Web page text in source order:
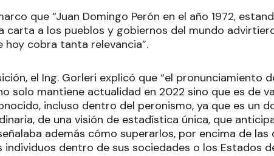
que “Juan Domingo Perón en el año 1972,
carta a los pueblos y gobiernos del mundo
cobra tanta relevancia”.
el Ing. Gorleri explicó que “el pronunciamiento
solo mantiene actualidad en 2022 sino que es de
incluso dentro del peronismo, ya que es un
de una visión de estadística única, que
además cómo superarlos, por encima de las
individuos dentro de sus sociedades o los Estados